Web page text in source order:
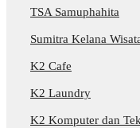
TSA Samuphahita
Sumitra Kelana
K2 Cafe
K2 Laundry
K2 Komputer dan